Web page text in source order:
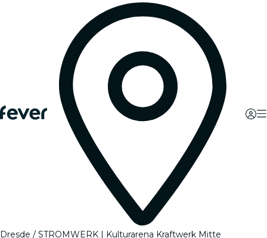
Dresde STROMWERK | Kulturarena Kraftwerk Mitte